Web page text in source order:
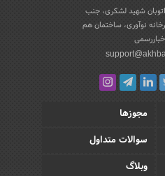
اتوبان شهید لشکری، جنب
نوآوری، ساختمان هم
مجوزها
سوالات متداول
وبلاگ